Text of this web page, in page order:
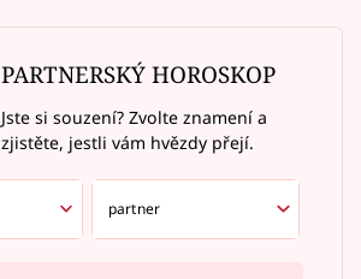
PARTNERSKÝ HOROSKOP
Jste si souzení? Zvolte znamení a
zjistěte, jestli vám hvězdy přejí.